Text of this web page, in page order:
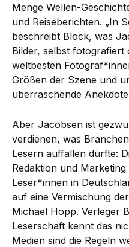
Menge Wellen-
und Reiseberichten. „In
beschreibt Block, was
Bilder, selbst fotografiert
weltbesten
Größen der Szene und
überraschende
Aber Jacobsen ist
verdienen, was
Lesern auffallen dürfte:
Redaktion und Marketing
Leser*innen in
auf eine Vermischung
Michael Hopp. Verleger
Leserschaft kennt das
Medien sind die Regeln